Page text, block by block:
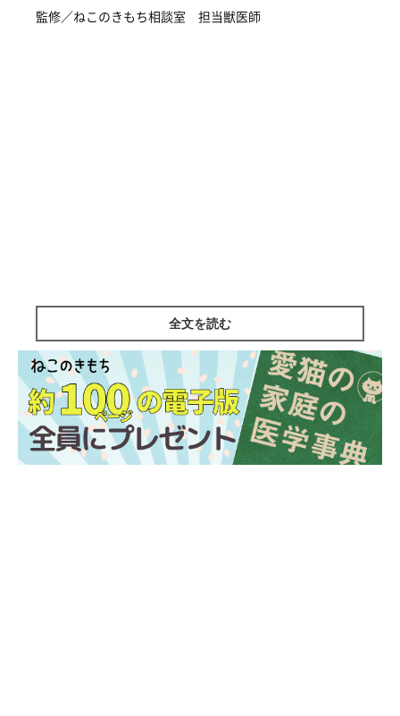
監修／ねこのきもち相談室 担当獣医師
全文を読む